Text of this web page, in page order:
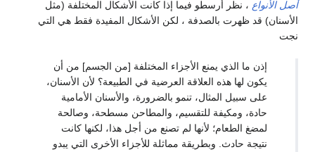
أصل الأنواع ، نظر أرسطو فيما إذا كانت الأشكال المختلفة (مثل
الأسنان) قد ظهرت بالصدفة ، لكن الأشكال المفيدة فقط هي التي
نجت
إذن ما الذي يمنع الأجزاء المختلفة [من الجسم] من أن
يكون لها هذه العلاقة العرضية في الطبيعة؟ لأن الأسنان،
على سبيل المثال، تنمو بالضرورة، والأسنان الأمامية
حادة، ومكيفة للتقسيم، والمطاحن مسطحة، وصالحة
لمضغ الطعام؛ لأنها لم تصنع من أجل هذا، لكنها كانت
نتيجة حادث. وبطريقة مماثلة للأجزاء الأخرى التي يبدو